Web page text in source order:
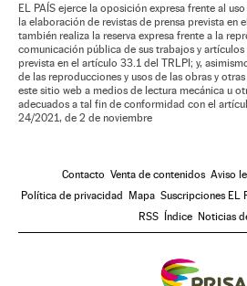
EL PAÍS ejerce la oposición expresa frente al
la elaboración de revistas de prensa prevista en
también realiza la reserva expresa frente a la
comunicación pública de sus trabajos y
prevista en el artículo 33.1 del TRLPI; y,
de las reproducciones y usos de las obras y
este sitio web a medios de lectura mecánica u
adecuados a tal fin de conformidad con el
24/2021, de 2 de noviembre
Contacto Venta de contenidos Aviso
Política de privacidad Mapa Suscripciones EL
RSS Índice Noticias